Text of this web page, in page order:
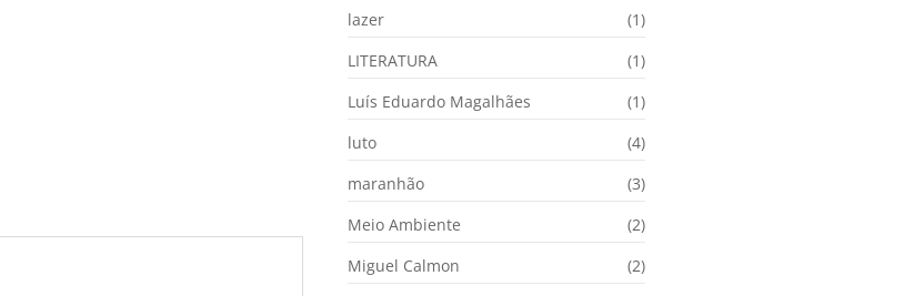
lazer
(1)
LITERATURA
(1)
Luís Eduardo Magalhães
(1)
luto
(4)
maranhão
(3)
Meio Ambiente
(2)
Miguel Calmon
(2)